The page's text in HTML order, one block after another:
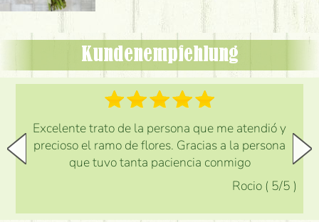
Kundenempfehlung
Excelente trato de la persona que me atendió y
precioso el ramo de flores. Gracias a la persona
que tuvo tanta paciencia conmigo
Rocio ( 5/5 )